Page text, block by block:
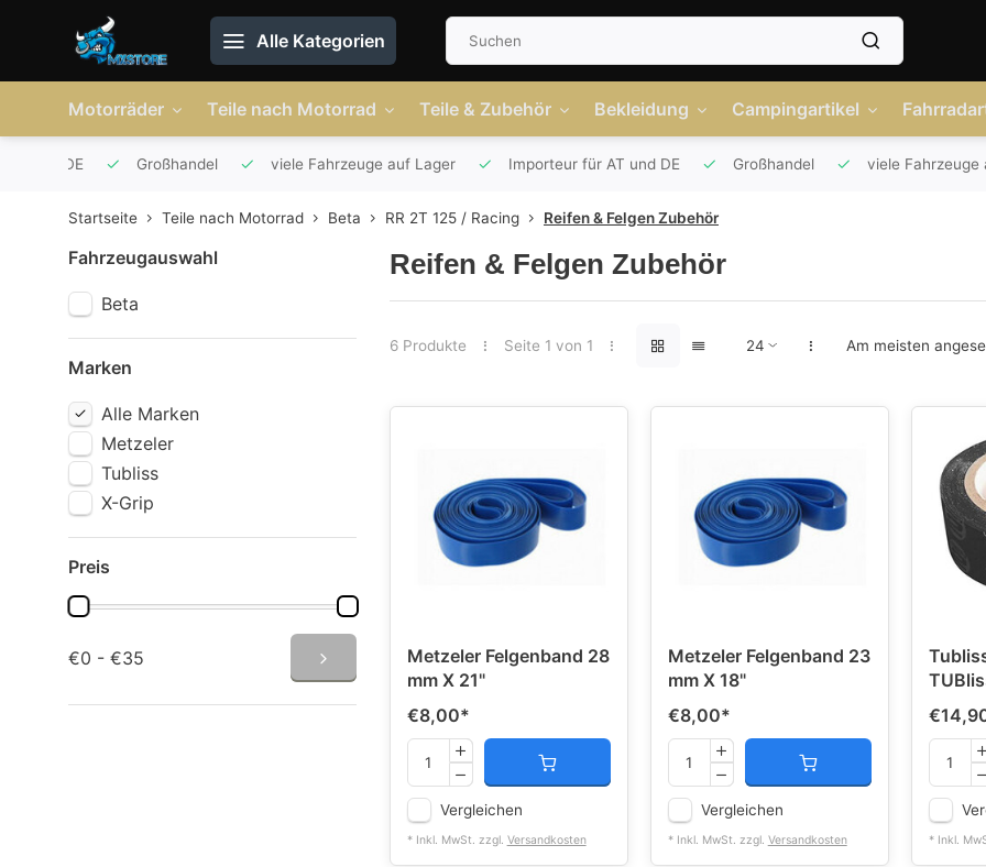
Alle Kategorien
Motorräder Teile nach Motorrad Teile & Zubehör Bekleidung Campingartikel
und DE Großhandel viele Fahrzeuge auf Lager Importeur für AT und DE Großhandel viele Fahrzeuge
Startseite Teile nach Motorrad Beta RR 2T 125 / Racing Reifen & Felgen Zubehör
Fahrzeugauswahl
Beta
Marken
Alle Marken
Metzeler
Tubliss
X-Grip
Preis
€0 - €35
Reifen & Felgen Zubehör
6 Produkte Seite 1 von 1 Am meisten
Metzeler Felgenband 28
mm X 21"
€8,00*
Vergleichen
* Inkl. MwSt. zzgl. Versandkosten
Metzeler Felgenband 23
mm X 18"
€8,00*
Vergleichen
* Inkl. MwSt. zzgl. Versandkosten * Inkl.